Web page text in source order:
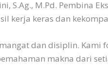
S.Ag., M.Pd. Pembina
kerja keras dan
dan disiplin.
makna dari